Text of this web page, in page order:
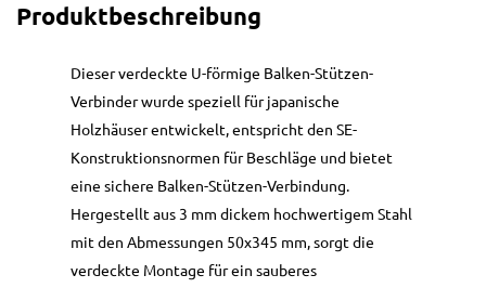
Produktbeschreibung
Dieser verdeckte U-förmige Balken-Stützen-
Verbinder wurde speziell für japanische
Holzhäuser entwickelt, entspricht den SE-
Konstruktionsnormen für Beschläge und bietet
eine sichere Balken-Stützen-Verbindung.
Hergestellt aus 3 mm dickem hochwertigem Stahl
mit den Abmessungen 50x345 mm, sorgt die
verdeckte Montage für ein sauberes